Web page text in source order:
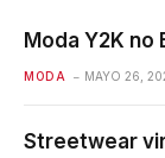
Moda Y2K no
MODA MAYO 26,
Streetwear